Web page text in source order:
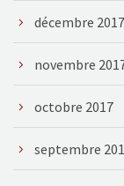
décembre 2017
novembre
octobre 2017
septembre